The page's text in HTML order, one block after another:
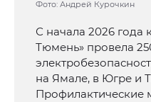
Фото: Андрей Курочкин
С начала 2026 года
Тюмень» провела
на Ямале, в Югре и
Профилактические